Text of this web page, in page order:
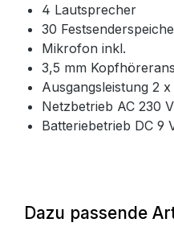
4 Lautsprecher
30
Mikrofon inkl.
3,5 mm
Ausgangsleistung 2 x
Netzbetrieb AC 230
Batteriebetrieb DC 9
Dazu passende